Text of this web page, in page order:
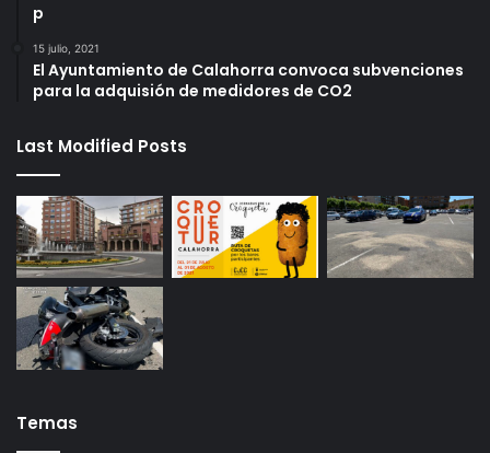
p
15 julio, 2021
El Ayuntamiento de Calahorra convoca subvenciones
para la adquisión de medidores de CO2
Last Modified Posts
Temas